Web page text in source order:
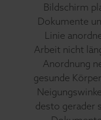
Bildschirm
Dokumente
Linie
Arbeit nicht
Anordnung
gesunde
desto gerader